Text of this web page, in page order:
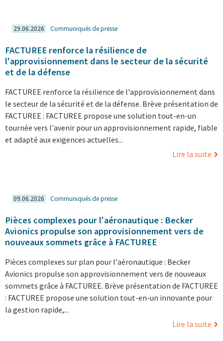
29.06.2026 Communiqués de presse
FACTUREE renforce la résilience de
l'approvisionnement dans le secteur de la sécurité
et de la défense
FACTUREE renforce la résilience de l'approvisionnement dans
le secteur de la sécurité et de la défense. Brève présentation de
FACTUREE : FACTUREE propose une solution tout-en-un
tournée vers l'avenir pour un approvisionnement rapide, fiable
et adapté aux exigences actuelles...
Lire la suite
09.06.2026 Communiqués de presse
Pièces complexes pour l'aéronautique : Becker
Avionics propulse son approvisionnement vers de
nouveaux sommets grâce à FACTUREE
Pièces complexes sur plan pour l'aéronautique : Becker
Avionics propulse son approvisionnement vers de nouveaux
sommets grâce à FACTUREE. Brève présentation de FACTUREE
: FACTUREE propose une solution tout-en-un innovante pour
la gestion rapide,...
Lire la suite